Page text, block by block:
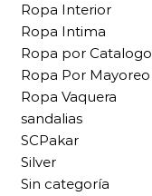
Ropa Interior
Ropa Intima
Ropa por Catalogo
Ropa Por Mayoreo
Ropa Vaquera
sandalias
SCPakar
Silver
Sin categoría